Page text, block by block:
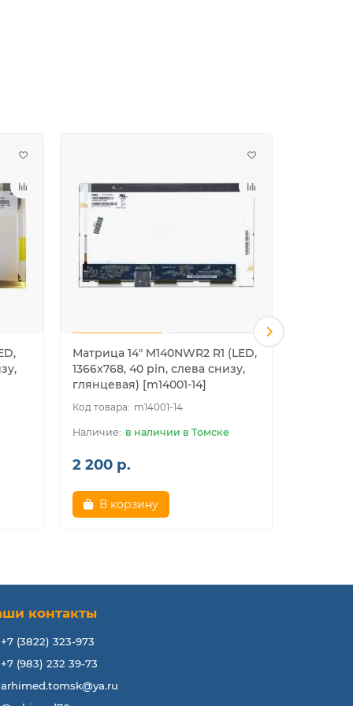
Матрица 14" M140NWR2 R1 (LED,
1366x768, 40 pin, слева снизу,
глянцевая) [m14001-14]
m14001-14
в наличии в Томске
2 200 р.
В корзину
контакты
+7 (3822) 323-973
+7 (983) 232 39-73
arhimed.tomsk@ya.ru